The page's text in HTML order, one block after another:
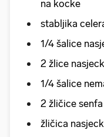
na kocke
stabljika
1/4 šalice
2 žlice
1/4 šalice
2 žličice senfa
žličica